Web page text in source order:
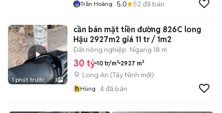
Trần Hoàng 5.0 52 đã bán
1 phút trước 3
cần bán mặt tiền đường 826C long
Hậu 2927m2 giá 11 tr / 1m2
Đất nông nghiệp Ngang 18 m
30 tỷ 10 tr/m² 2927 m²
Long An (Tây Ninh mới)
hHùng 4đã bán